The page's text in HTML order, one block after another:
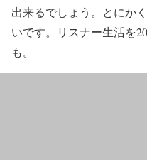
出来るでしょう。とにか
いです。リスナー生活を
も。